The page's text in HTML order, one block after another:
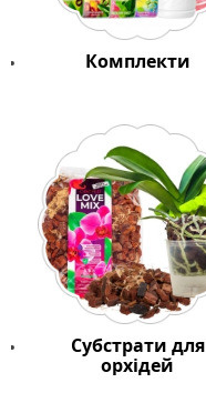
Комплекти
Субстрати для
орхідей